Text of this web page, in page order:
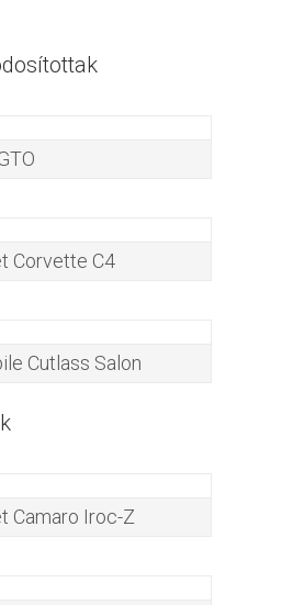
Corvette C4
Cutlass Salon
Camaro Iroc-Z